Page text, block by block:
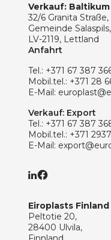
Verkauf: Baltikum
32/6 Granita
Gemeinde Salaspils,
LV-2119, Lettland
Anfahrt
Tel.: +371 67 387
Mobil.tel.: +371 28
E-Mail:
Verkauf: Export
Tel.: +371 67 387
Mobil.tel.: +371
E-Mail:
Eiroplasts Finland
Peltotie 20,
28400 Ulvila,